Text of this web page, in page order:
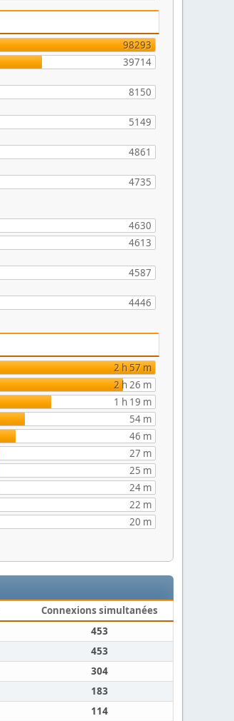
98293
39714
8150
5149
4861
4735
4630
4613
4587
4446
2 h 57 m
2 h 26 m
1 h 19 m
54 m
46 m
27 m
25 m
24 m
22 m
20 m
Connexions simultanées
453
453
304
183
114